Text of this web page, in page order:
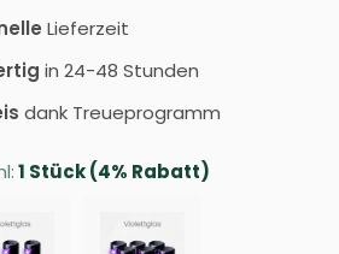
Lieferzeit
in 24-48 Stunden
dank Treueprogramm
1 Stück (4% Rabatt)